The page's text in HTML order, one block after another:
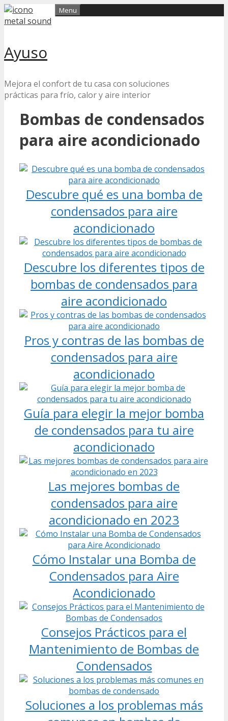
Skip
to
Ayuso
Mejora el confort de tu casa con soluciones
prácticas para frío, calor y aire interior
Menu
Bombas de condensados
para aire acondicionado
Descubre qué es una bomba de
condensados para aire
acondicionado
Descubre los diferentes tipos de
bombas de condensados para
aire acondicionado
Pros y contras de las bombas de
condensados para aire
acondicionado
Guía para elegir la mejor bomba
de condensados para tu aire
acondicionado
Las mejores bombas de
condensados para aire
acondicionado en 2023
Cómo Instalar una Bomba de
Condensados para Aire
Acondicionado
Consejos Prácticos para el
Mantenimiento de Bombas de
Condensados
Soluciones a los problemas más